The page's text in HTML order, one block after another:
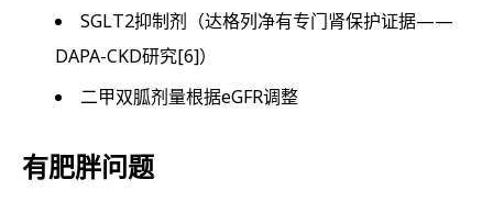
SGLT2抑制剂（达格列净有专门肾保护证据——
DAPA-CKD研究[6]）
二甲双胍剂量根据eGFR调整
有肥胖问题